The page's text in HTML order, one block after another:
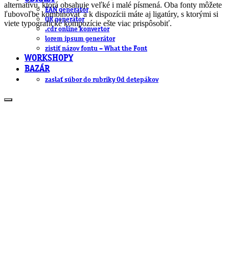
EAN generátor
QR generátor
.cdr online konvertor
lorem ipsum generátor
zistiť názov fontu – What the Font
WORKSHOPY
BAZÁR
zaslať súbor do rubriky Od detepákov
alternatívu, ktorá obsahuje veľké i malé písmená. Oba fonty môžete
ľubovoľbe kombinovať a k dispozícii máte aj ligatúry, s ktorými si
viete typografické kompozície ešte viac prispôsobiť.